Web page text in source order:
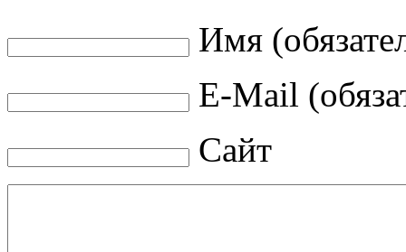
Имя
E-Mail
Сайт